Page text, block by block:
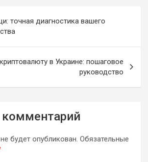
точная диагностика вашего
в Украине: пошаговое
руководство
будет опубликован. Обязательные